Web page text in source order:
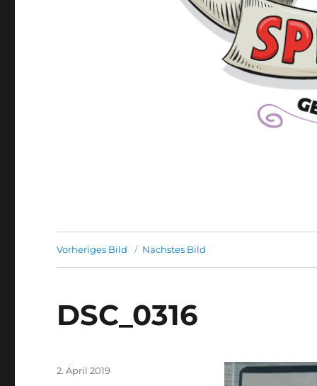
Vorheriges Bild Nächstes Bild
DSC_0316
Veröffentlicht
2. April 2019